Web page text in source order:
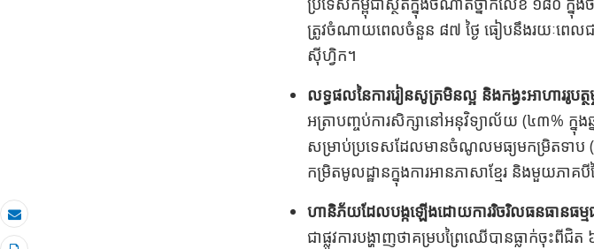
អ៊ីមែល
ត្រូវចំណាយពេលចំនួន ៨៧ ថ្ងៃ​ ធៀបនឹងរយៈពេល
ស៊ីហ្វិក។
លទ្ធផលនៃការរៀនសូត្រមិនល្អ និងកង្វះអាហាររូប
អត្រាបញ្ចប់ការសិក្សានៅអនុវិទ្យាល័យ (៤៣% ក្នុ
សម្រាប់ប្រទេសដែលមានចំណូលមធ្យមកម្រិតទាប
កម្រិតមូលដ្ឋានក្នុងការអានភាសាខ្មែរ​ និងមួយភាគ
ហានិភ័យដែលបង្កឡើងដោយការរិចរិលធនធានធម្ម
ជាផ្លូវការបង្ហាញថាគម្របព្រៃឈើបានធ្លាក់ចុះពី